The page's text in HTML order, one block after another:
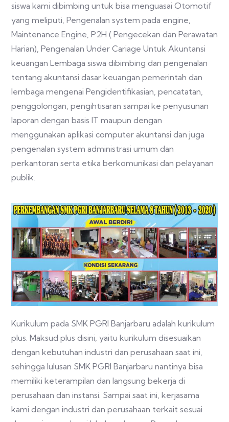
siswa kami dibimbing untuk bisa menguasai Otomotif
yang meliputi, Pengenalan system pada engine,
Maintenance Engine, P2H ( Pengecekan dan Perawatan
Harian), Pengenalan Under Cariage Untuk Akuntansi
keuangan Lembaga siswa dibimbing dan pengenalan
tentang akuntansi dasar keuangan pemerintah dan
lembaga mengenai Pengidentifikasian, pencatatan,
penggolongan, pengihtisaran sampai ke penyusunan
laporan dengan basis IT maupun dengan
menggunakan aplikasi computer akuntansi dan juga
pengenalan system administrasi umum dan
perkantoran serta etika berkomunikasi dan pelayanan
publik.
Kurikulum pada SMK PGRI Banjarbaru adalah kurikulum
plus. Maksud plus disini, yaitu kurikulum disesuaikan
dengan kebutuhan industri dan perusahaan saat ini,
sehingga lulusan SMK PGRI Banjarbaru nantinya bisa
memiliki keterampilan dan langsung bekerja di
perusahaan dan instansi. Sampai saat ini, kerjasama
kami dengan industri dan perusahaan terkait sesuai